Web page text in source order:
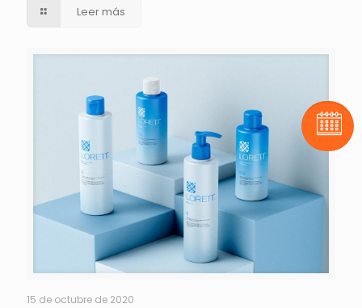
Leer más
15 de octubre de 2020
Pide